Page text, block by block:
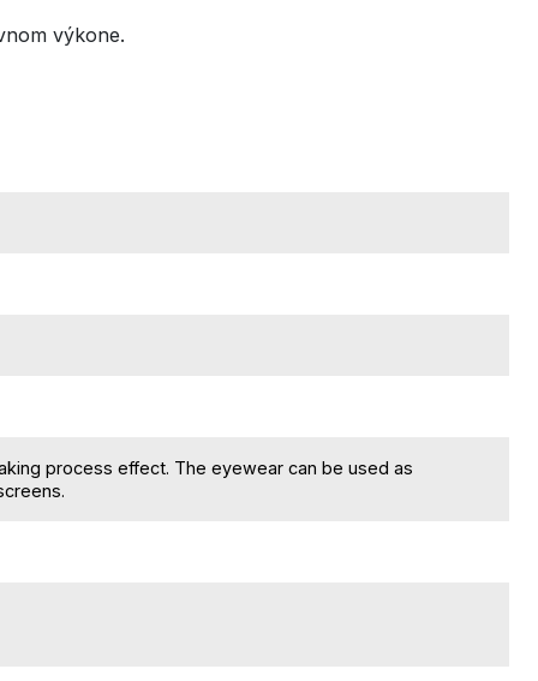
výkone.
process effect. The eyewear can be used as